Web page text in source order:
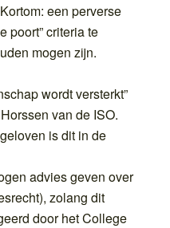
een perverse
poort” criteria te
mogen zijn.
wordt versterkt”
van de ISO.
is dit in de
advies geven over
zolang dit
door het College